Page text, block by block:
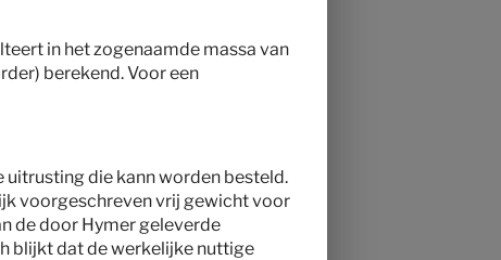
in het zogenaamde massa van
berekend. Voor een
die kann worden besteld.
voorgeschreven vrij gewicht voor
de door Hymer geleverde
blijkt dat de werkelijke nuttige